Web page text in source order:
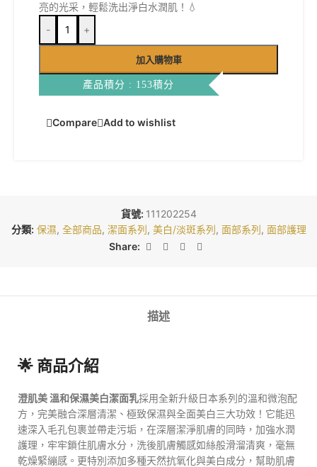
亮的光采，輕鬆洗出淨白水潤肌！💧
-
+
加入購物車
產品積分 : 153積分
Compare Add to wishlist
貨號: 111202254
分類: 保濕, 全部商品, 潔面系列, 美白/淡斑系列, 面部系列, 面部護理
Share:
描述
🌟 商品介紹
澄肌美 溫和保濕美白潔面乳採用全新升級日本系列的溫和微泡配
方，完美融合深層清潔、極致保濕與全面美白三大功效！它能迅
速深入毛孔包裹並帶走污垢，在深層潔淨肌膚的同時，加強水潤
護理，牢牢鎖住肌膚水分，洗後肌膚觸感如絲般滑溜清爽，毫無
乾燥緊繃感。更特別添加多種天然抗氧化與美白成分，幫助肌膚